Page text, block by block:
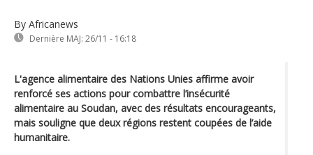
By Africanews
Dernière MAJ: 26/11 - 16:18
L'agence alimentaire des Nations Unies affirme avoir
renforcé ses actions pour combattre l’insécurité
alimentaire au Soudan, avec des résultats encourageants,
mais souligne que deux régions restent coupées de l’aide
humanitaire.